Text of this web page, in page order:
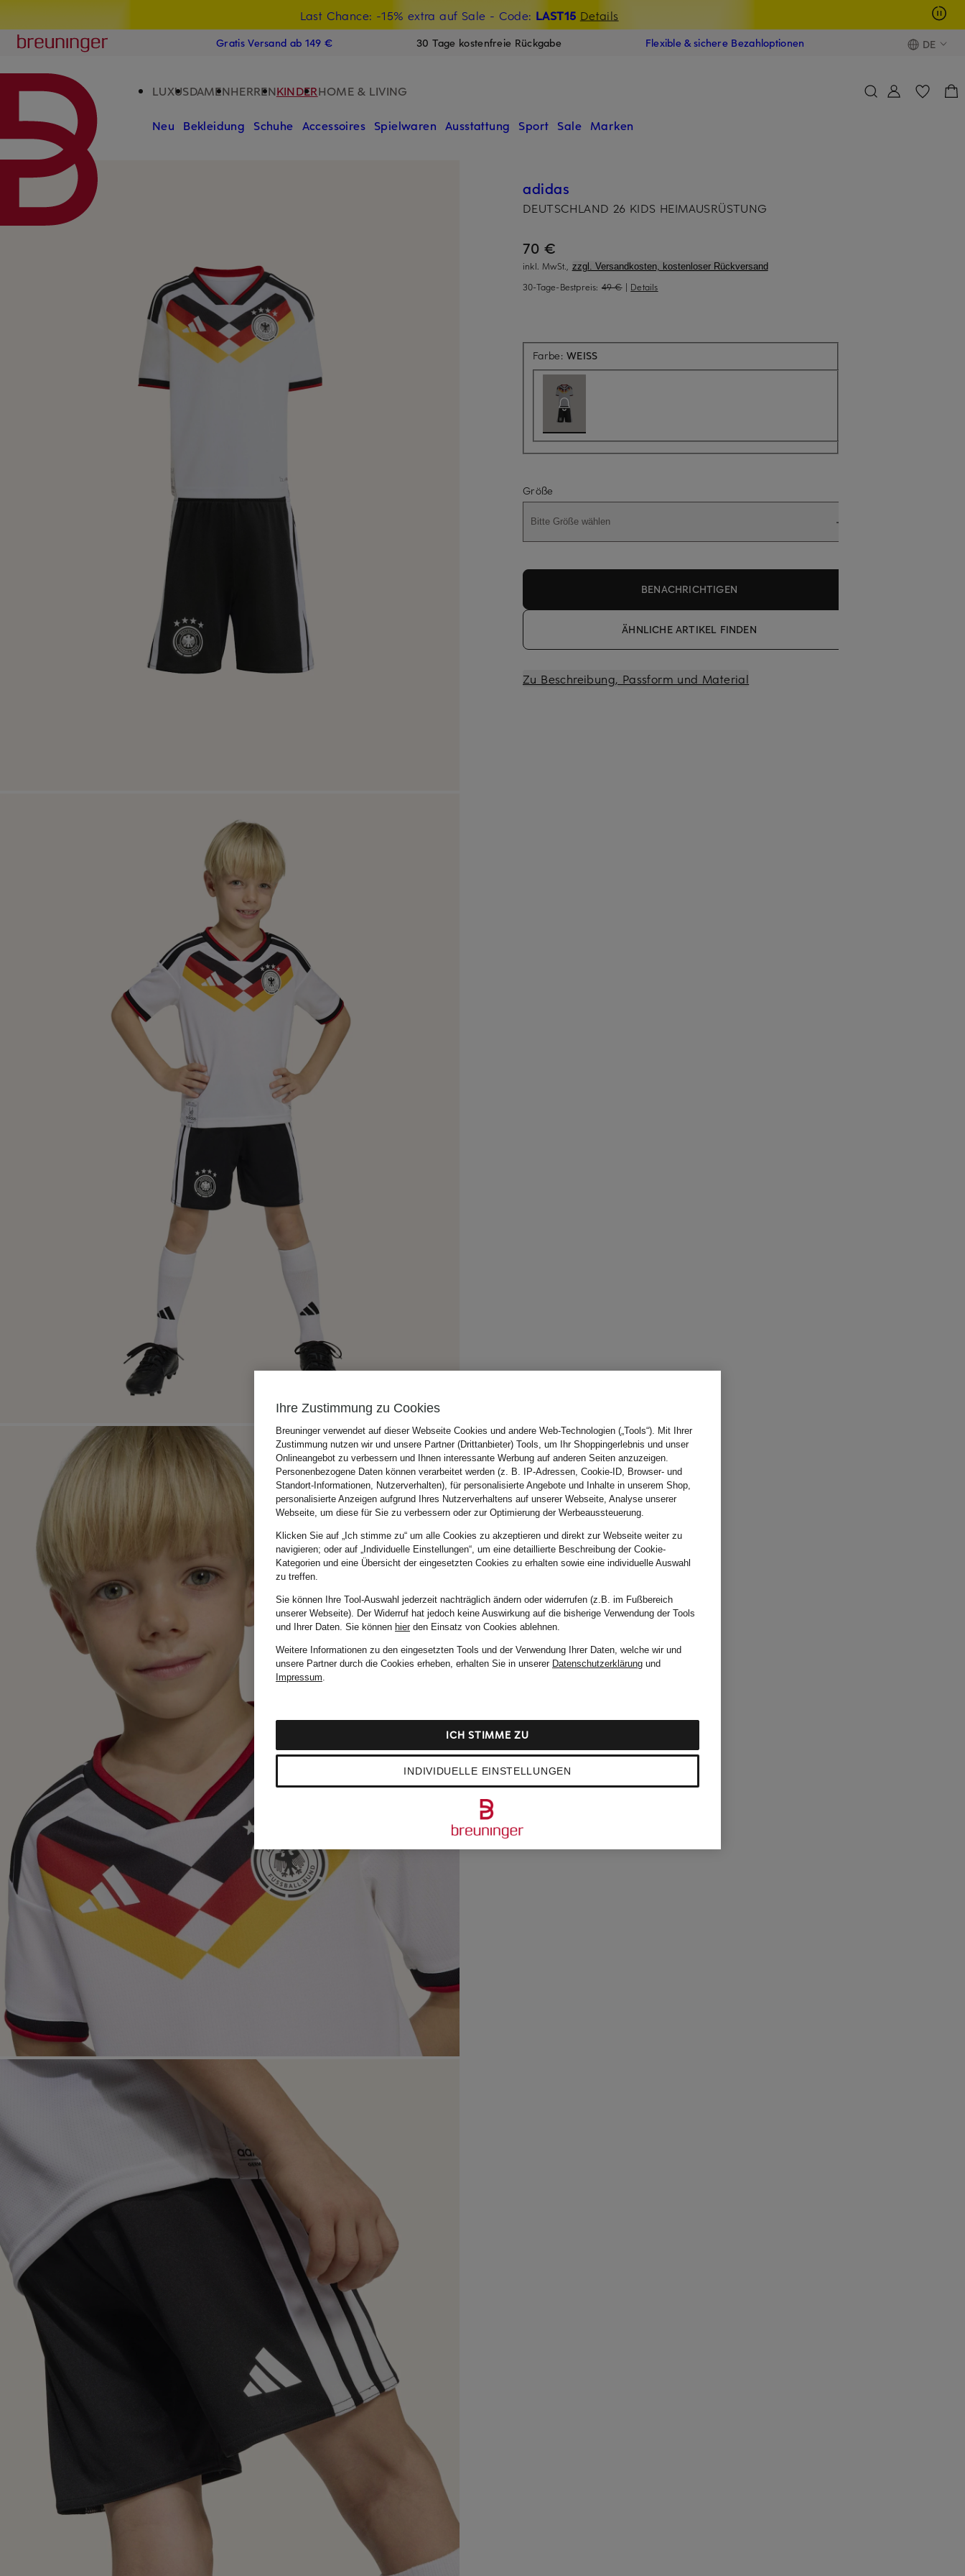
Last Chance: -15% extra auf Sale - Code: LAST15 Details
15€-Willkommensgutschein mit Beyond sichern
Breuninger
Gratis Versand ab 149 € 30 Tage kostenfreie Rückgabe Flexible & sichere Bezahloptionen DE
LUXUSDAMENHERRENKINDERHOME & LIVING
Neu Bekleidung Schuhe Accessoires Spielwaren Ausstattung Sport Sale Marken
adidas
DEUTSCHLAND 26 KIDS HEIMAUSRÜSTUNG
70 €
inkl. MwSt., zzgl. Versandkosten, kostenloser Rückversand
30-Tage-Bestpreis: 49 € | Details
Farbe:WEISSAktuell nicht verfügbar
Größe
Bitte Größe wählen
BENACHRICHTIGEN
ÄHNLICHE ARTIKEL FINDEN
Zu Beschreibung, Passform und Material
Ihre Zustimmung zu Cookies
Breuninger verwendet auf dieser Webseite Cookies und andere Web-Technologien („Tools“). Mit Ihrer
Zustimmung nutzen wir und unsere Partner (Drittanbieter) Tools, um Ihr Shoppingerlebnis und unser
Onlineangebot zu verbessern und Ihnen interessante Werbung auf anderen Seiten anzuzeigen.
Personenbezogene Daten können verarbeitet werden (z. B. IP-Adressen, Cookie-ID, Browser- und
Standort-Informationen, Nutzerverhalten), für personalisierte Angebote und Inhalte in unserem Shop,
personalisierte Anzeigen aufgrund Ihres Nutzerverhaltens auf unserer Webseite, Analyse unserer
Webseite, um diese für Sie zu verbessern oder zur Optimierung der Werbeaussteuerung.
Klicken Sie auf „Ich stimme zu“ um alle Cookies zu akzeptieren und direkt zur Webseite weiter zu
navigieren; oder auf „Individuelle Einstellungen“, um eine detaillierte Beschreibung der Cookie-
Kategorien und eine Übersicht der eingesetzten Cookies zu erhalten sowie eine individuelle Auswahl
zu treffen.
Sie können Ihre Tool-Auswahl jederzeit nachträglich ändern oder widerrufen (z.B. im Fußbereich
unserer Webseite). Der Widerruf hat jedoch keine Auswirkung auf die bisherige Verwendung der Tools
und Ihrer Daten. Sie können hierden Einsatz von Cookies ablehnen.
Weitere Informationen zu den eingesetzten Tools und der Verwendung Ihrer Daten, welche wir und
unsere Partner durch die Cookies erheben, erhalten Sie in unserer Datenschutzerklärung und
Impressum.
INDIVIDUELLE EINSTELLUNGEN
ICH STIMME ZU